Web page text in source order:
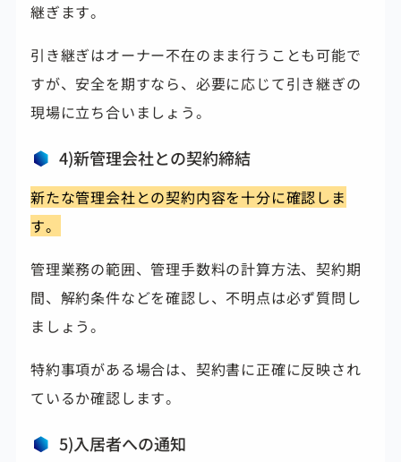
継ぎます。
引き継ぎはオーナー不在のまま行うことも可能で
すが、安全を期すなら、必要に応じて引き継ぎの
現場に立ち合いましょう。
4)新管理会社との契約締結
新たな管理会社との契約内容を十分に確認しま
す。
管理業務の範囲、管理手数料の計算方法、契約期
間、解約条件などを確認し、不明点は必ず質問し
ましょう。
特約事項がある場合は、契約書に正確に反映され
ているか確認します。
5)入居者への通知